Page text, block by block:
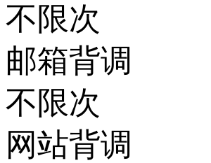
不限次
邮箱背调
不限次
网站背调